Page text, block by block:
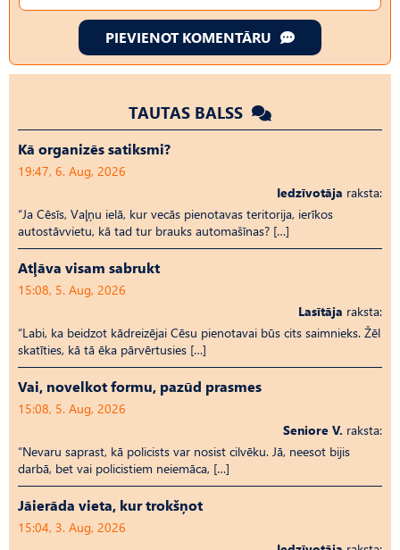
PIEVIENOT KOMENTĀRU
TAUTAS BALSS
Kā organizēs satiksmi?
19:47, 6. Aug, 2026
Iedzīvotāja raksta:
“Ja Cēsīs, Vaļņu ielā, kur vecās pienotavas teritorija, ierīkos
autostāvvietu, kā tad tur brauks automašīnas? […]
Atļāva visam sabrukt
15:08, 5. Aug, 2026
Lasītāja raksta:
“Labi, ka beidzot kādreizējai Cēsu pienotavai būs cits saimnieks. Žēl
skatīties, kā tā ēka pārvērtusies […]
Vai, novelkot formu, pazūd prasmes
15:08, 5. Aug, 2026
Seniore V. raksta:
“Nevaru saprast, kā policists var nosist cilvēku. Jā, neesot bijis
darbā, bet vai policistiem neiemāca, […]
Jāierāda vieta, kur trokšņot
15:04, 3. Aug, 2026